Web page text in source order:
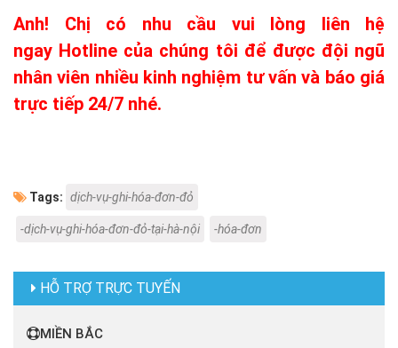
Anh! Chị có nhu cầu vui lòng liên hệ
ngay Hotline của chúng tôi để được đội ngũ
nhân viên nhiều kinh nghiệm tư vấn và báo giá
trực tiếp 24/7 nhé.
Tags: dịch-vụ-ghi-hóa-đơn-đỏ
-dịch-vụ-ghi-hóa-đơn-đỏ-tại-hà-nội -hóa-đơn
HỖ TRỢ TRỰC TUYẾN
MIỀN BẮC